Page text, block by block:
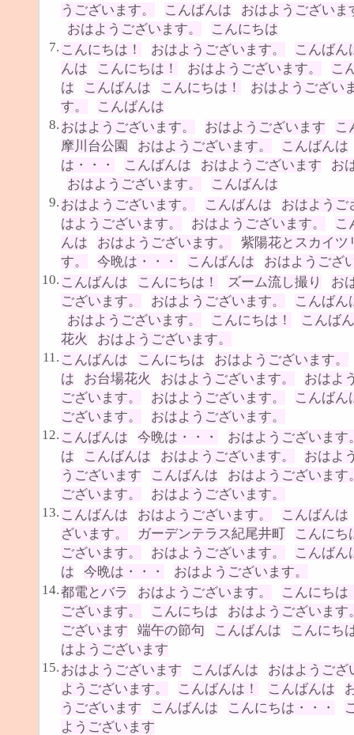
うございます。
こんばんは
おはようございま
おはようございます。
こんにちは
7. こんにちは！ おはようございます。
こんばん
んは
こんにちは！ おはようございます。
こ
は
こんばんは こんにちは！
おはようござい
す。
こんばんは
8. おはようございます。 おはようございます
こ
摩川台公園
おはようございます。
こんばんは
は・・・
こんばんは おはようございます
お
おはようございます。
こんばんは
9. おはようございます。 こんばんは
おはようご
はようございます。
おはようございます。
こ
んは
おはようございます。
紫陽花とスカイツ
す。
今晩は・・・ こんばんは
おはようござ
10. こんばんは こんにちは！ ズーム流し撮り
お
ございます。
おはようございます。
こんばん
おはようございます。
こんにちは！
こんば
花火
おはようございます。
11. こんばんは こんにちは
おはようございます。
は
お台場花火 おはようございます。
おはよ
ございます。
おはようございます。
こんばん
ございます。
おはようございます。
12. こんばんは 今晩は・・・
おはようございます
は
こんばんは おはようございます。
おはよ
うございます
こんばんは
おはようございます
ございます。
おはようございます。
13. こんばんは おはようございます。
こんばんは
ざいます。
ガーデンテラス紀尾井町
こんにち
ございます。
おはようございます。
こんばん
は
今晩は・・・
おはようございます。
14.都電とバラ おはようございます。
こんにちは
ございます。
こんにちは
おはようございます
ございます
端午の節句 こんばんは
こんにち
はようございます
15. おはようございます こんばんは
おはようござ
ようございます。
こんばんは！ こんばんは
うございます
こんばんは こんにちは・・・
ようございます